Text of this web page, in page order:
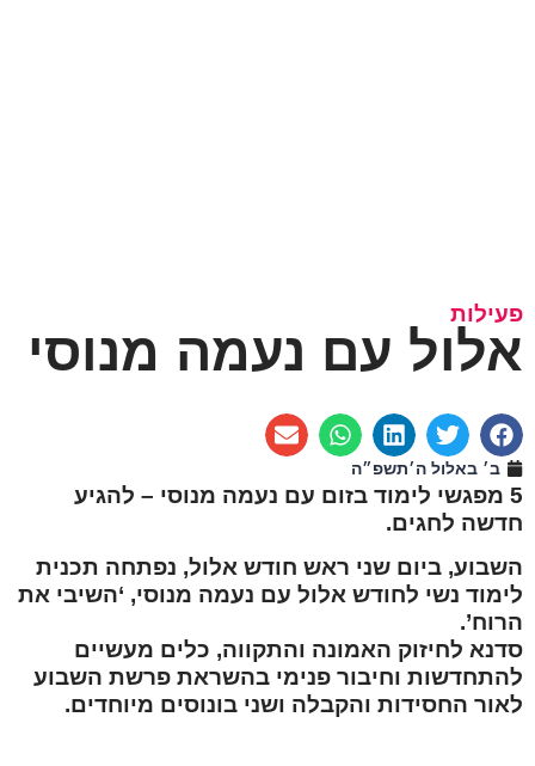
פעילות
אלול עם נעמה מנוסי
ב׳ באלול ה׳תשפ״ה
5 מפגשי לימוד בזום עם נעמה מנוסי – להגיע
חדשה לחגים.
השבוע, ביום שני ראש חודש אלול, נפתחה תכנית
לימוד נשי לחודש אלול עם נעמה מנוסי, ‘השיבי את
הרוח’.
סדנא לחיזוק האמונה והתקווה, כלים מעשיים
להתחדשות וחיבור פנימי בהשראת פרשת השבוע
לאור החסידות והקבלה ושני בונוסים מיוחדים.